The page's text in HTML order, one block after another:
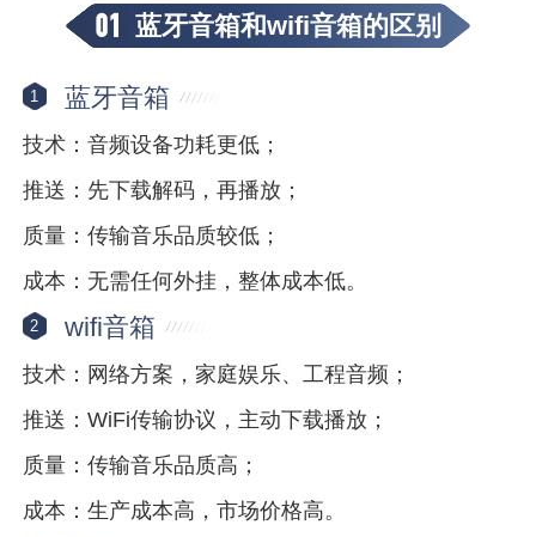
01 蓝牙音箱和wifi音箱的区别
1 蓝牙音箱
技术：音频设备功耗更低；
推送：先下载解码，再播放；
质量：传输音乐品质较低；
成本：无需任何外挂，整体成本低。
2 wifi音箱
技术：网络方案，家庭娱乐、工程音频；
推送：WiFi传输协议，主动下载播放；
质量：传输音乐品质高；
成本：生产成本高，市场价格高。